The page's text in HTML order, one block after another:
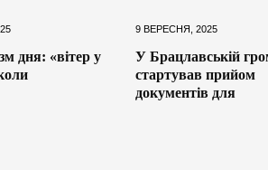
дня: «вітер у
9 ВЕРЕСНЯ, 2025
У Брацлавській
стартував прийом
документів для